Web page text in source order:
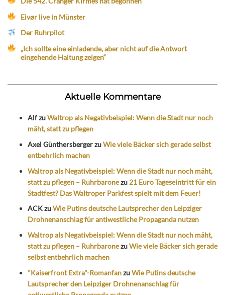
Eivør live in Münster
Der Ruhrpilot
„Ich sollte eine einladende, aber nicht auf die Antwort
eingehende Haltung zeigen“
Aktuelle Kommentare
AlfzuWaltrop als Negativbeispiel: Wenn die Stadt nur noch
mäht, statt zu pflegen
Axel GünthersbergerzuWie viele Bäcker sich gerade selbst
entbehrlich machen
Waltrop als Negativbeispiel: Wenn die Stadt nur noch mäht,
statt zu pflegen – Ruhrbaronezu 21 Euro Tageseintritt für ein
Stadtfest? Das Waltroper Parkfest spielt mit dem Feuer!
ACKzuWie Putins deutsche Lautsprecher den Leipziger
Drohnenanschlag für antiwestliche Propaganda nutzen
Waltrop als Negativbeispiel: Wenn die Stadt nur noch mäht,
statt zu pflegen – RuhrbaronezuWie viele Bäcker sich gerade
selbst entbehrlich machen
"Kaiserfront Extra"-RomanfanzuWie Putins deutsche
Lautsprecher den Leipziger Drohnenanschlag für